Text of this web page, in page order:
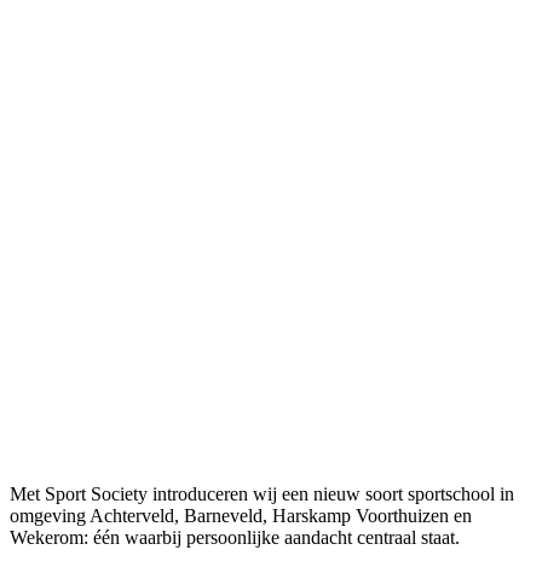
Met Sport Society introduceren wij een nieuw soort sportschool in
omgeving Achterveld, Barneveld, Harskamp Voorthuizen en
Wekerom: één waarbij persoonlijke aandacht centraal staat.